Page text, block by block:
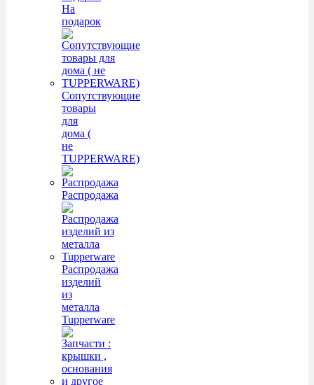
На
подарок
Сопутствующие
товары
для
дома (
не
TUPPERWARE)
Распродажа
Распродажа
изделий
из
металла
Tupperware